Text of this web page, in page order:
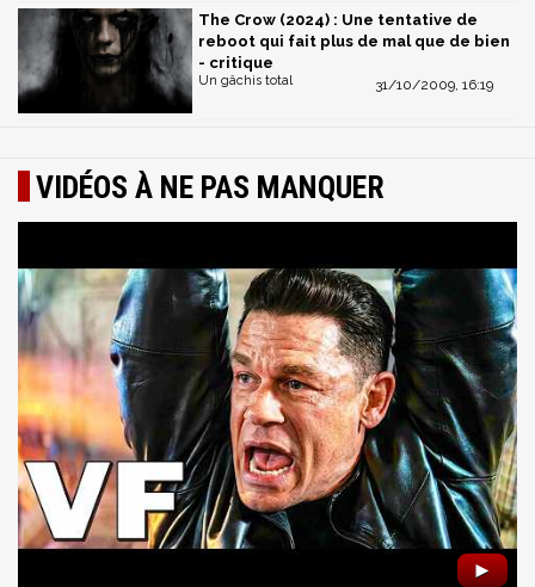
The Crow (2024) : Une tentative de
reboot qui fait plus de mal que de bien
- critique
31/10/2009, 16:19
Un gâchis total
VIDÉOS À NE PAS MANQUER
►